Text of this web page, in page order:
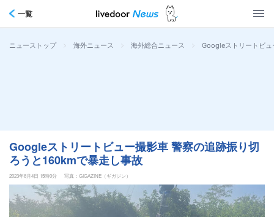
一覧
ニューストップ > 海外ニュース > 海外総合ニュース > Googleストリートビ
Googleストリートビュー撮影車 警察の追跡振り切
ろうと160kmで暴走し事故
2023年8月4日 15時0分 写真：GIGAZINE（ギガジン）